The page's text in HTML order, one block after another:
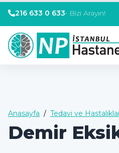
216 633 0 633• Bizi Arayın!
Anasayfa / Tedavi ve
Demir